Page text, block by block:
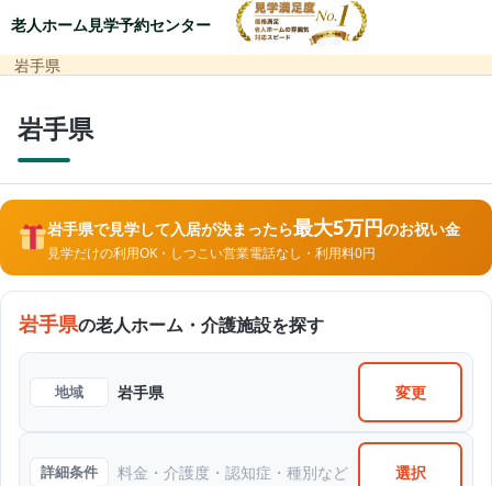
老人ホーム見学予約センター
岩手県
岩手県
岩手県で見学して入居が決まったら最大5万円のお祝い金
見学だけの利用OK・しつこい営業電話なし・利用料0円
岩手県の老人ホーム・介護施設を探す
地域 岩手県 変更
詳細条件 料金・介護度・認知症・種別など 選択